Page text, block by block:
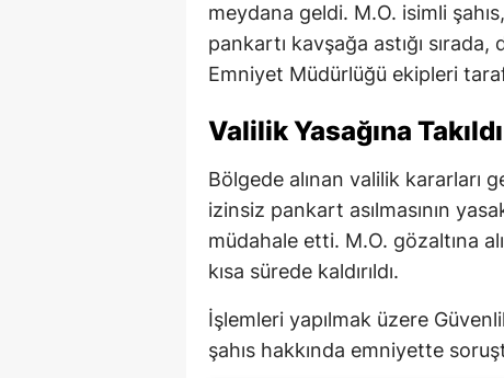
meydana geldi. M.O. isimli
pankartı kavşağa astığı
Emniyet Müdürlüğü ekipleri
Valilik Yasağına Takıldı
Bölgede alınan valilik kararları
izinsiz pankart asılmasının
müdahale etti. M.O. gözaltına
kısa sürede kaldırıldı.
İşlemleri yapılmak üzere
şahıs hakkında emniyette